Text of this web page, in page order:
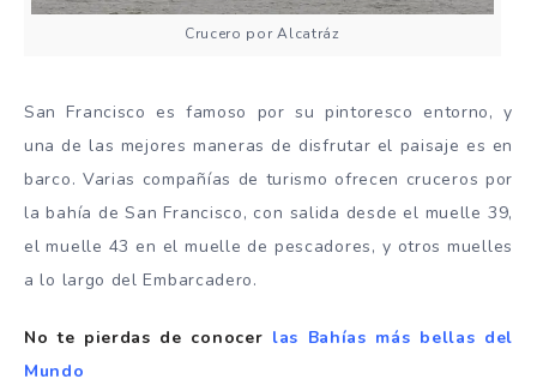
Crucero por Alcatráz
San Francisco es famoso por su pintoresco entorno, y
una de las mejores maneras de disfrutar el paisaje es en
barco. Varias compañías de turismo ofrecen cruceros por
la bahía de San Francisco, con salida desde el muelle 39,
el muelle 43 en el muelle de pescadores, y otros muelles
a lo largo del Embarcadero.
No te pierdas de conocer las Bahías más bellas del
Mundo